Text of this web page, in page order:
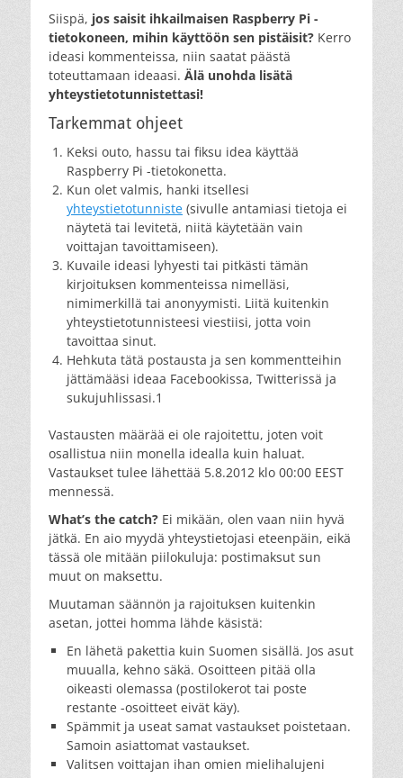
Siispä, jos saisit ihkailmaisen Raspberry Pi -
tietokoneen, mihin käyttöön sen pistäisit? Kerro
ideasi kommenteissa, niin saatat päästä
toteuttamaan ideaasi. Älä unohda lisätä
yhteystietotunnistettasi!
Tarkemmat ohjeet
Keksi outo, hassu tai fiksu idea käyttää
Raspberry Pi -tietokonetta.
Kun olet valmis, hanki itsellesi
yhteystietotunniste (sivulle antamiasi tietoja ei
näytetä tai levitetä, niitä käytetään vain
voittajan tavoittamiseen).
Kuvaile ideasi lyhyesti tai pitkästi tämän
kirjoituksen kommenteissa nimelläsi,
nimimerkillä tai anonyymisti. Liitä kuitenkin
yhteystietotunnisteesi viestiisi, jotta voin
tavoittaa sinut.
Hehkuta tätä postausta ja sen kommentteihin
jättämääsi ideaa Facebookissa, Twitterissä ja
sukujuhlissasi.1
Vastausten määrää ei ole rajoitettu, joten voit
osallistua niin monella idealla kuin haluat.
Vastaukset tulee lähettää 5.8.2012 klo 00:00 EEST
mennessä.
What’s the catch? Ei mikään, olen vaan niin hyvä
jätkä. En aio myydä yhteystietojasi eteenpäin, eikä
tässä ole mitään piilokuluja: postimaksut sun
muut on maksettu.
Muutaman säännön ja rajoituksen kuitenkin
asetan, jottei homma lähde käsistä:
En lähetä pakettia kuin Suomen sisällä. Jos asut
muualla, kehno säkä. Osoitteen pitää olla
oikeasti olemassa (postilokerot tai poste
restante -osoitteet eivät käy).
Spämmit ja useat samat vastaukset poistetaan.
Samoin asiattomat vastaukset.
Valitsen voittajan ihan omien mielihalujeni